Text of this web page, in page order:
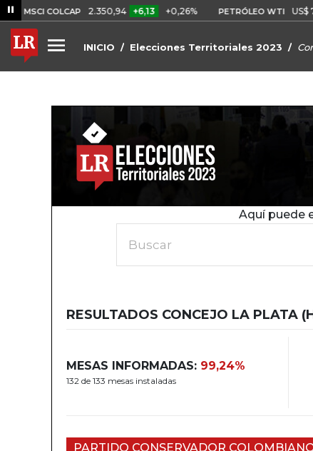
COLCAP 2.350,94 +6,13 +0,26% PETRÓLEO WTI US$ 78,01
INICIO Elecciones Territoriales 2023
Aquí puede
Buscar
RESULTADOS CONCEJO LA PLATA
MESAS INFORMADAS: 99,24%
132 de 133 mesas instaladas
PARTIDO CONSERVADOR